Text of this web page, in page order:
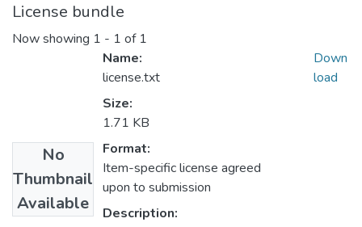
License bundle
Now showing 1 - 1 of 1
No
Thumbnail
Available
Name:
license.txt
Size:
1.71 KB
Format:
Item-specific license agreed
upon to submission
Description:
Down
load